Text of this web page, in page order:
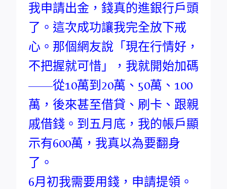
我申請出金，錢真的進銀行戶頭
了。這次成功讓我完全放下戒
心。那個網友說「現在行情好，
不把握就可惜」，我就開始加碼
——從10萬到20萬、50萬、100
萬，後來甚至借貸、刷卡、跟親
戚借錢。到五月底，我的帳戶顯
示有600萬，我真以為要翻身
了。
6月初我需要用錢，申請提領。